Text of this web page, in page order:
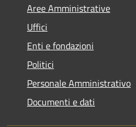
Aree Amministrative
Uffici
Enti e fondazioni
Politici
Personale Amministrativo
Documenti e dati